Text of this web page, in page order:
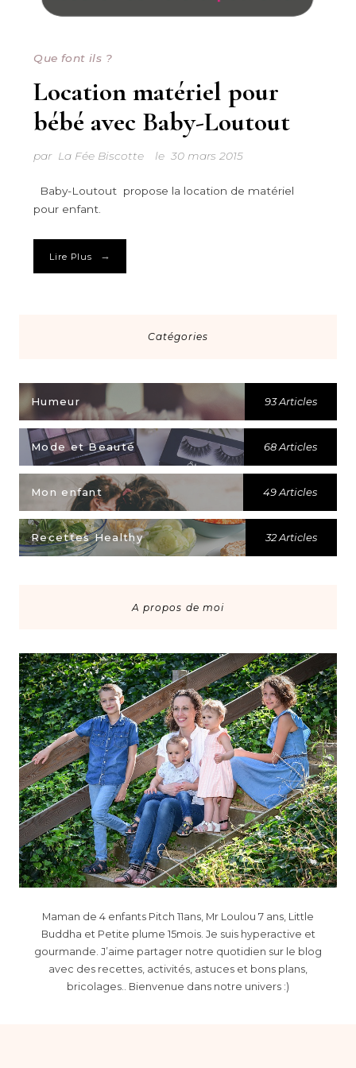
Que font ils ?
Location matériel pour
bébé avec Baby-Loutout
par La Fée Biscotte le 30 mars 2015
Baby-Loutout propose la location de matériel
pour enfant.
Lire Plus →
Catégories
Humeur 93 Articles
Mode et Beauté 68 Articles
Mon enfant 49 Articles
Recettes Healthy 32 Articles
A propos de moi
Maman de 4 enfants Pitch 11ans, Mr Loulou 7 ans, Little
Buddha et Petite plume 15mois. Je suis hyperactive et
gourmande. J’aime partager notre quotidien sur le blog
avec des recettes, activités, astuces et bons plans,
bricolages.. Bienvenue dans notre univers :)